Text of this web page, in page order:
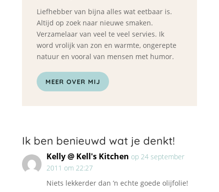
Liefhebber van bijna alles wat eetbaar is.
Altijd op zoek naar nieuwe smaken.
Verzamelaar van veel te veel servies. Ik
word vrolijk van zon en warmte, ongerepte
natuur en vooral van mensen met humor.
MEER OVER MIJ
Ik ben benieuwd wat je denkt!
Kelly @ Kell's Kitchen op 24 september
2011 om 22:27
Niets lekkerder dan ’n echte goede olijfolie!